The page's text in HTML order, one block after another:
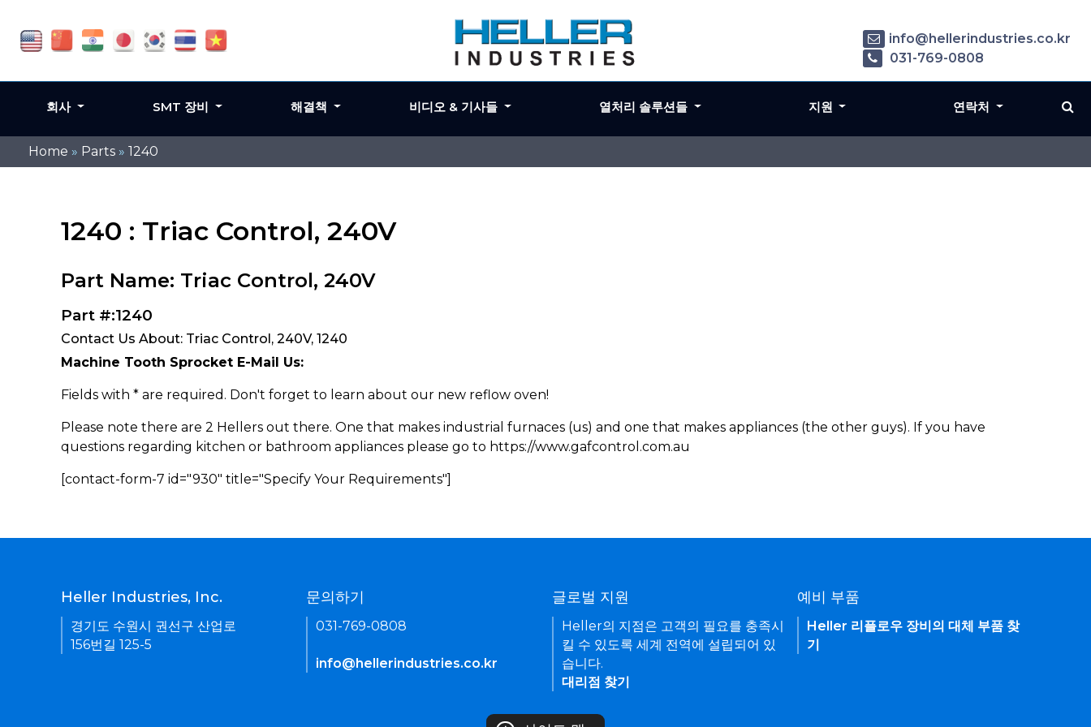
Home » Parts » 1240
1240 : Triac Control, 240V
Part Name: Triac Control, 240V
Part #:1240
Contact Us About: Triac Control, 240V, 1240
Machine Tooth Sprocket E-Mail Us:
Fields with * are required. Don't forget to learn about our new reflow oven!
Please note there are 2 Hellers out there. One that makes industrial furnaces (us) and one that makes appliances (the other guys). If you have
questions regarding kitchen or bathroom appliances please go to https://www.gafcontrol.com.au
[contact-form-7 id="930" title="Specify Your Requirements"]
info@hellerindustries.co.kr
031-769-0808
회사 SMT 장비 해결책 비디오 & 기사들 열처리 솔루션들 지원 연락처
Heller Industries, Inc.
경기도 수원시 권선구 산업로
156번길 125-5
문의하기
031-769-0808
info@hellerindustries.co.kr
글로벌 지원
Heller의 지점은 고객의 필요를 충족시
킬 수 있도록 세계 전역에 설립되어 있
습니다.
대리점 찾기
예비 부품
Heller 리플로우 장비의 대체 부품 찾
기